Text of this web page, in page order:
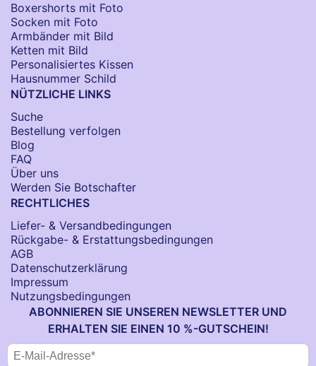
Boxershorts mit Foto
Socken​ mit Foto
Armbänder mit Bild​
Ketten mit Bild
Personalisiertes Kissen
Hausnummer Schild
NÜTZLICHE LINKS
Suche
Bestellung verfolgen
Blog
FAQ
Über uns
Werden Sie Botschafter
RECHTLICHES
Liefer- & Versandbedingungen
Rückgabe- & Erstattungsbedingungen
AGB
Datenschutzerklärung
Impressum
Nutzungsbedingungen
ABONNIEREN SIE UNSEREN NEWSLETTER UND
ERHALTEN SIE EINEN 10 %-GUTSCHEIN!